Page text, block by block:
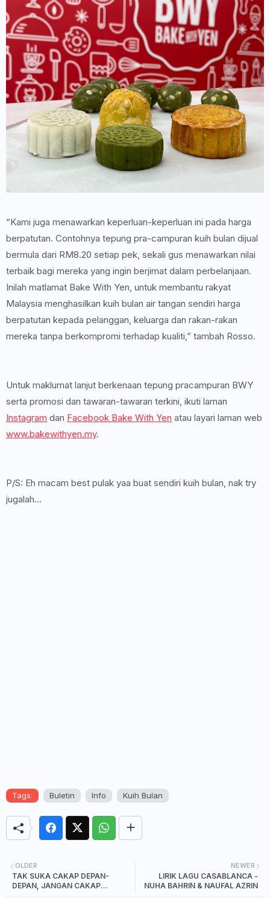
“Kami juga menawarkan keperluan-keperluan ini pada harga
berpatutan. Contohnya tepung pra-campuran kuih bulan dijual
bermula dari RM8.20 setiap pek, sekali gus menawarkan nilai
terbaik bagi mereka yang ingin berjimat dalam perbelanjaan.
Inilah matlamat Bake With Yen, untuk membantu rakyat
Malaysia menghasilkan kuih bulan air tangan sendiri harga
berpatutan kepada pelanggan, keluarga dan rakan-rakan
mereka tanpa berkompromi terhadap kualiti,” tambah Rosso.
Untuk maklumat lanjut berkenaan tepung pracampuran BWY
serta promosi dan tawaran-tawaran terkini, ikuti laman
Instagram dan Facebook Bake With Yen atau layari laman web
www.bakewithyen.my.
P/S: Eh macam best pulak yaa buat sendiri kuih bulan, nak try
jugalah...
Tags: Buletin Info Kuih Bulan
NEWER
LIRIK LAGU CASABLANCA -
NUHA BAHRIN & NAUFAL AZRIN
OLDER
TAK SUKA CAKAP DEPAN-
DEPAN, JANGAN CAKAP